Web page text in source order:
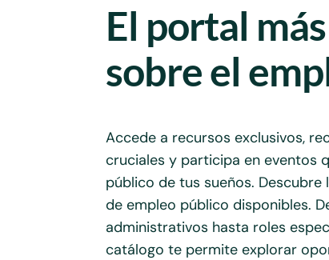
El portal
sobre el
Accede a recursos exclusivos,
cruciales y participa en eventos
público de tus sueños.
de empleo público disponibles.
administrativos hasta roles
catálogo te permite explorar